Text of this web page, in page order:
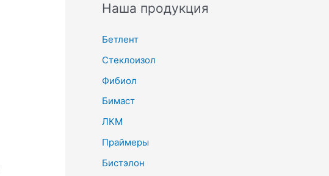
Наша продукция
Бетлент
Стеклоизол
Фибиол
Бимаст
ЛКМ
Праймеры
Бистэлон